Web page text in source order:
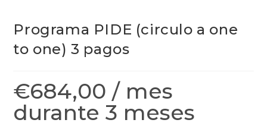
Programa PIDE (circulo a one
to one) 3 pagos
€684,00 / mes
durante 3 meses